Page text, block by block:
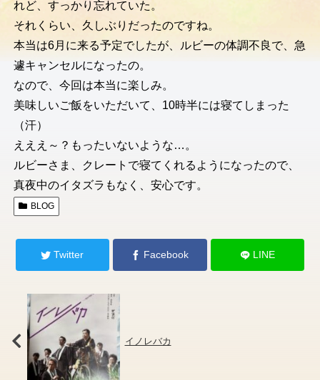
れど、すっかり忘れていた。
それくらい、久しぶりだったのですね。
本当は6月に来る予定でしたが、ルビーの体調不良で、急
遽キャンセルになったの。
なので、今回は本当に楽しみ。
美味しいご飯をいただいて、10時半には寝てしまった
（汗）
えええ～？もったいないような…。
ルビーさま、クレートで寝てくれるようになったので、
真夜中のイタズラもなく、安心です。
BLOG
Twitter Facebook LINE
イノレバカ